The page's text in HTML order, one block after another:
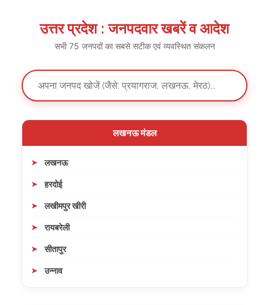
उत्तर प्रदेश : जनपदवार खबरें व आदेश
सभी 75 जनपदों का सबसे सटीक एवं व्यवस्थित संकलन
लखनऊ मंडल
लखनऊ
हरदोई
लखीमपुर खीरी
रायबरेली
सीतापुर
उन्नाव